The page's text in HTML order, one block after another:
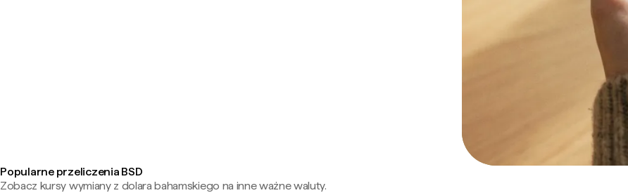
Popularne przeliczenia BSD
Zobacz kursy wymiany z dolara bahamskiego na inne ważne waluty.